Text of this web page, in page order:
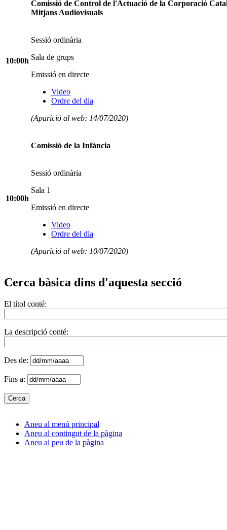
10:00h
Comissió de Control de l'Actuació de la Corporació
Mitjans Audiovisuals
Sessió ordinària
Sala de grups
Emissió en directe
Video
Ordre del dia
(Aparició al web: 14/07/2020)
10:00h
Comissió de la Infància
Sessió ordinària
Sala 1
Emissió en directe
Video
Ordre del dia
(Aparició al web: 10/07/2020)
Cerca bàsica dins d'aquesta secció
El títol conté:
La descripció conté:
Des de:
Fins a:
Aneu al menú principal
Aneu al contingut de la pàgina
Aneu al peu de la pàgina